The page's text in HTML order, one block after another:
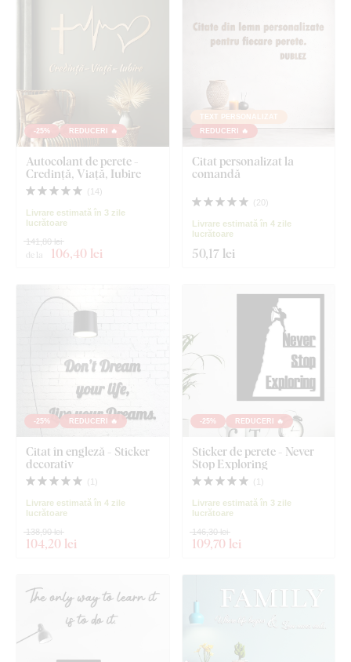
-25% REDUCERI 🔥
Autocolant de perete -
Credință, Viață, Iubire
( 14)
Livrare estimată în 3 zile
lucrătoare
de la 106,40 lei
141,80 lei
TEXT PERSONALIZAT
REDUCERI 🔥
Citat personalizat la
comandă
( 20)
Livrare estimată în 4 zile
lucrătoare
50,17 lei
-25% REDUCERI 🔥
Citat în engleză - Sticker
decorativ
( 1 )
Livrare estimată în 4 zile
lucrătoare
104,20 lei
138,90 lei
-25% REDUCERI 🔥
Sticker de perete - Never
Stop Exploring
( 1 )
Livrare estimată în 3 zile
lucrătoare
109,70 lei
146,30 lei